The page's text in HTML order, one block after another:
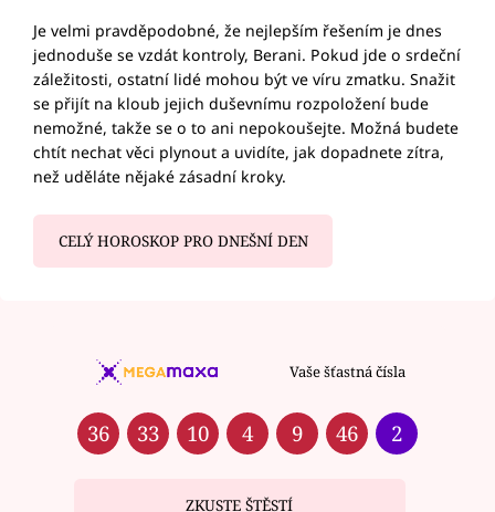
Je velmi pravděpodobné, že nejlepším řešením je dnes
jednoduše se vzdát kontroly, Berani. Pokud jde o srdeční
záležitosti, ostatní lidé mohou být ve víru zmatku. Snažit
se přijít na kloub jejich duševnímu rozpoložení bude
nemožné, takže se o to ani nepokoušejte. Možná budete
chtít nechat věci plynout a uvidíte, jak dopadnete zítra,
než uděláte nějaké zásadní kroky.
CELÝ HOROSKOP PRO DNEŠNÍ DEN
Vaše šťastná čísla
36 33 10 4 9 46 2
ZKUSTE ŠTĚSTÍ